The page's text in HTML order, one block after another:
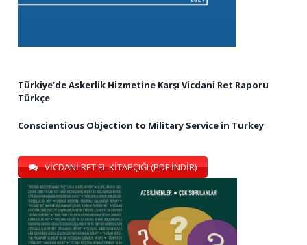
Türkiye’de Askerlik Hizmetine Karşı Vicdani Ret Raporu
Türkçe
Conscientious Objection to Military Service in Turkey
VİCDANİ RET EL KİTAPÇIĞI (PDF İNDİR)